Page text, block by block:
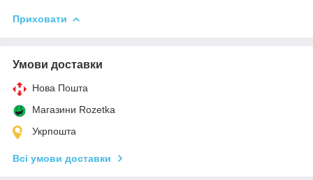
Приховати
Умови доставки
Нова Пошта
Магазини Rozetka
Укрпошта
Всі умови доставки